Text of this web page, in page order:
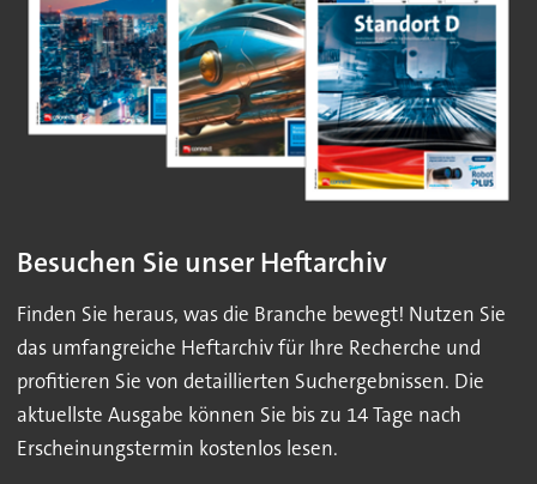
Besuchen Sie unser Heftarchiv
Finden Sie heraus, was die Branche bewegt! Nutzen Sie
das umfangreiche Heftarchiv für Ihre Recherche und
profitieren Sie von detaillierten Suchergebnissen. Die
aktuellste Ausgabe können Sie bis zu 14 Tage nach
Erscheinungstermin kostenlos lesen.